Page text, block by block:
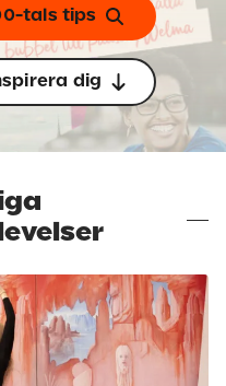
tals tips
dig